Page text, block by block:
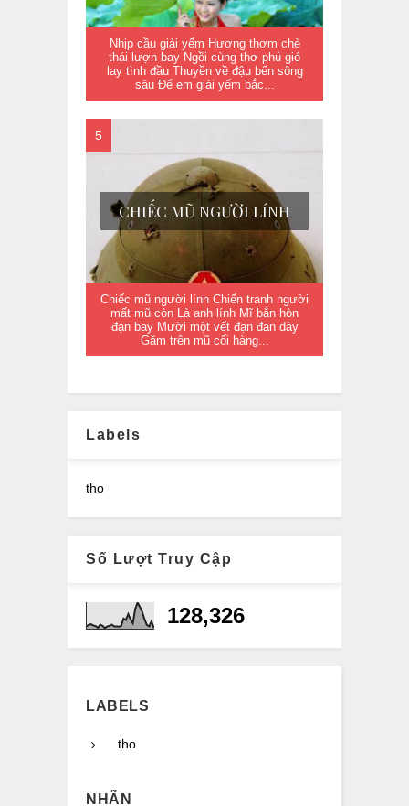
Nhịp cầu giải yếm Hương thơm chè
thái lượn bay Ngồi cùng thơ phú gió
lay tình đầu Thuyền về đậu bến sông
sâu Để em giải yếm bắc...
CHIẾC MŨ NGƯỜI LÍNH
Chiếc mũ người lính Chiến tranh người
mất mũ còn Là anh lính Mĩ bắn hòn
đạn bay Mười một vết đạn đan dày
Găm trên mũ cối hàng...
Labels
tho
Số Lượt Truy Cập
128,326
LABELS
tho
NHÃN